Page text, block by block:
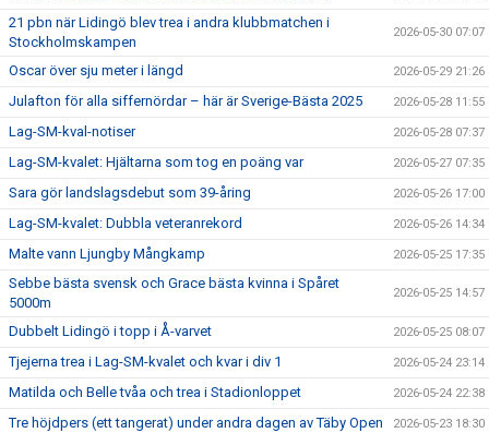
21 pbn när Lidingö blev trea i andra klubbmatchen i
Stockholmskampen
2026-05-30 07:07
Oscar över sju meter i längd 2026-05-29 21:26
Julafton för alla siffernördar – här är Sverige-Bästa 2025 2026-05-28 11:55
Lag-SM-kval-notiser 2026-05-28 07:37
Lag-SM-kvalet: Hjältarna som tog en poäng var 2026-05-27 07:35
Sara gör landslagsdebut som 39-åring 2026-05-26 17:00
Lag-SM-kvalet: Dubbla veteranrekord 2026-05-26 14:34
Malte vann Ljungby Mångkamp 2026-05-25 17:35
Sebbe bästa svensk och Grace bästa kvinna i Spåret
5000m
2026-05-25 14:57
Dubbelt Lidingö i topp i Å-varvet 2026-05-25 08:07
Tjejerna trea i Lag-SM-kvalet och kvar i div 1 2026-05-24 23:14
Matilda och Belle tvåa och trea i Stadionloppet 2026-05-24 22:38
Tre höjdpers (ett tangerat) under andra dagen av Täby Open 2026-05-23 18:30